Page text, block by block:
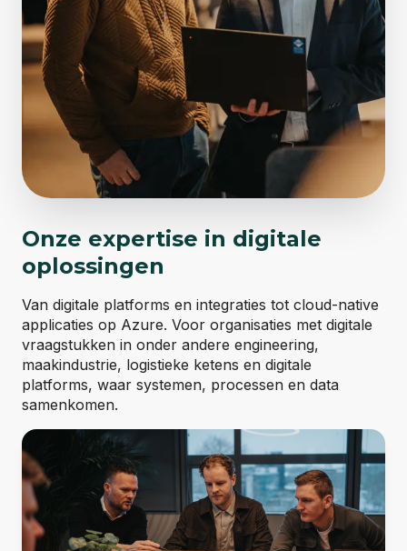
Onze expertise in digitale
oplossingen
Van digitale platforms en integraties tot cloud-native
applicaties op Azure. Voor organisaties met digitale
vraagstukken in onder andere engineering,
maakindustrie, logistieke ketens en digitale
platforms, waar systemen, processen en data
samenkomen.